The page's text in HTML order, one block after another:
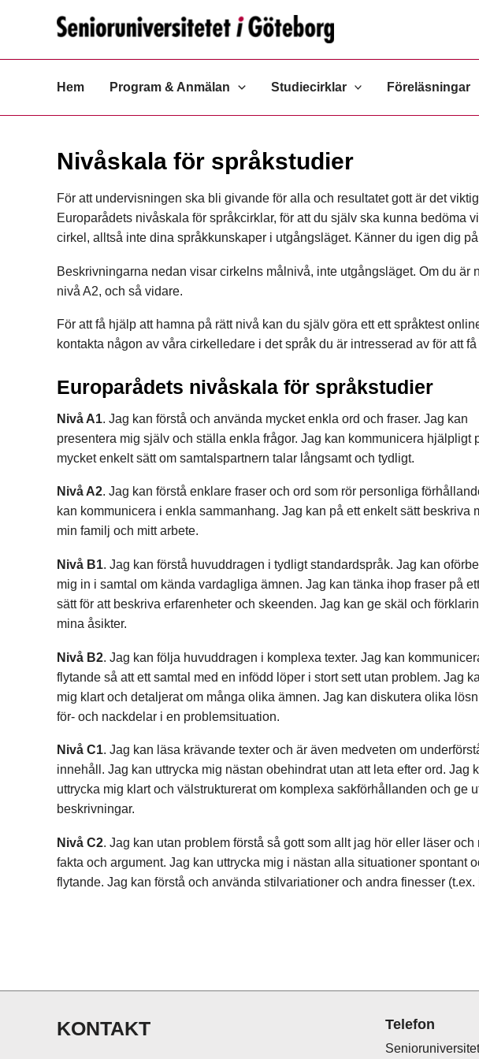
Hem Program & Anmälan Studiecirklar Föreläsningar
Nivåskala för språkstudier
För att undervisningen ska bli givande för alla och resultatet gott är det
Europarådets nivåskala för språkcirklar, för att du själv ska kunna
cirkel, alltså inte dina språkkunskaper i utgångsläget. Känner du igen dig
Beskrivningarna nedan visar cirkelns målnivå, inte utgångsläget. Om du
nivå A2, och så vidare.
För att få hjälp att hamna på rätt nivå kan du själv göra ett ett språktest
kontakta någon av våra cirkelledare i det språk du är intresserad av för att
Europarådets nivåskala för språkstudier
Nivå A1. Jag kan förstå och använda mycket enkla ord och fraser. Jag kan
presentera mig själv och ställa enkla frågor. Jag kan kommunicera hjälpligt
mycket enkelt sätt om samtalspartnern talar långsamt och tydligt.
Nivå A2. Jag kan förstå enklare fraser och ord som rör personliga
kan kommunicera i enkla sammanhang. Jag kan på ett enkelt sätt beskriva
min familj och mitt arbete.
Nivå B1. Jag kan förstå huvuddragen i tydligt standardspråk. Jag kan
mig in i samtal om kända vardagliga ämnen. Jag kan tänka ihop fraser på
sätt för att beskriva erfarenheter och skeenden. Jag kan ge skäl och
mina åsikter.
Nivå B2. Jag kan följa huvuddragen i komplexa texter. Jag kan
flytande så att ett samtal med en infödd löper i stort sett utan problem. Jag
mig klart och detaljerat om många olika ämnen. Jag kan diskutera olika
för- och nackdelar i en problemsituation.
Nivå C1. Jag kan läsa krävande texter och är även medveten om
innehåll. Jag kan uttrycka mig nästan obehindrat utan att leta efter ord. Jag
uttrycka mig klart och välstrukturerat om komplexa sakförhållanden och ge
beskrivningar.
Nivå C2. Jag kan utan problem förstå så gott som allt jag hör eller läser och
fakta och argument. Jag kan uttrycka mig i nästan alla situationer spontant
flytande. Jag kan förstå och använda stilvariationer och andra finesser (t.ex.
KONTAKT Telefon